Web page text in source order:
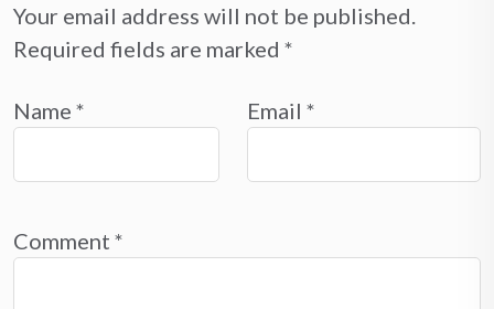
Your email address will not be published.
Required fields are marked *
Name * Email *
Comment *